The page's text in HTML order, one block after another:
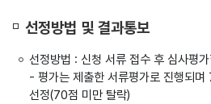
선정방법 및 결과통보
선정방법 : 신청 서류 접수 후 심사평
- 평가는 제출한 서류평가로 진행되
선정(70점 미만 탈락)